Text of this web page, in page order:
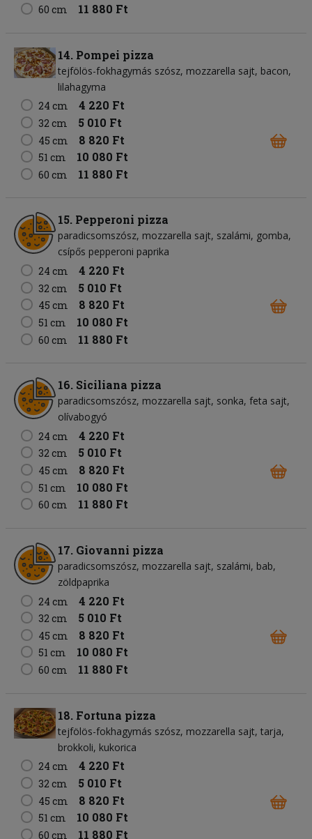
60 cm 11 880 Ft
14. Pompei pizza
tejfölös-fokhagymás szósz mozzarella sajt bacon
lilahagyma
24 cm
4 220 Ft
32 cm 5 010 Ft
45 cm 8 820 Ft
51 cm 10 080 Ft
60 cm 11 880 Ft
15. Pepperoni pizza
paradicsomszósz mozzarella sajt szalámi gomba
csípős pepperoni paprika
24 cm
4 220 Ft
32 cm 5 010 Ft
45 cm 8 820 Ft
51 cm 10 080 Ft
60 cm 11 880 Ft
16. Siciliana pizza
paradicsomszósz mozzarella sajt sonka feta sajt
olívabogyó
24 cm
4 220 Ft
32 cm 5 010 Ft
45 cm 8 820 Ft
51 cm 10 080 Ft
60 cm 11 880 Ft
17. Giovanni pizza
paradicsomszósz mozzarella sajt szalámi bab
zöldpaprika
24 cm
4 220 Ft
32 cm 5 010 Ft
45 cm 8 820 Ft
51 cm 10 080 Ft
60 cm 11 880 Ft
18. Fortuna pizza
tejfölös-fokhagymás szósz mozzarella sajt tarja
brokkoli kukorica
24 cm
4 220 Ft
32 cm 5 010 Ft
45 cm 8 820 Ft
51 cm 10 080 Ft
60 cm 11 880 Ft